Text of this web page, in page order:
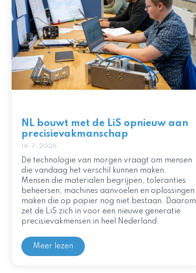
NL bouwt met de LiS opnieuw aan
precisievakmanschap
16-7-2026
De technologie van morgen vraagt om mensen
die vandaag het verschil kunnen maken.
Mensen die materialen begrijpen, toleranties
beheersen, machines aanvoelen en oplossingen
maken die op papier nog niet bestaan. Daarom
zet de LiS zich in voor een nieuwe generatie
precisievakmensen in heel Nederland.
Meer lezen